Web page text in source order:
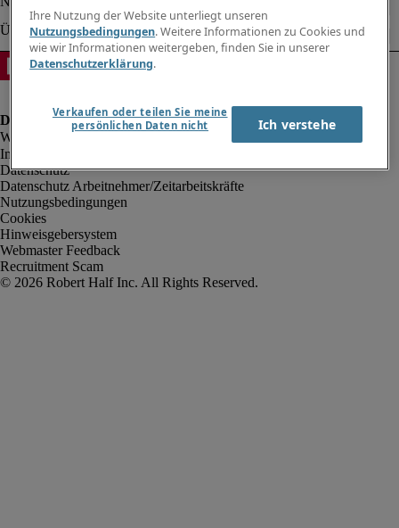
Impressum
Datenschutz
Datenschutz Arbeitnehmer/Zeitarbeitskräfte
Nutzungsbedingungen
Cookies
Hinweisgebersystem
Webmaster Feedback
Recruitment Scam
Ihre Nutzung der Website unterliegt unseren
Nutzungsbedingungen. Weitere Informationen zu Cookies und
wie wir Informationen weitergeben, finden Sie in unserer
Datenschutzerklärung.
Verkaufen oder teilen Sie meine
persönlichen Daten nicht
Ich verstehe